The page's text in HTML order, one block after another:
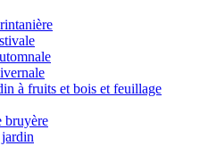
à fruits et bois et feuillage
bruyère